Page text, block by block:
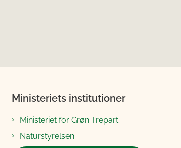
Ministeriets institutioner
Ministeriet for Grøn Trepart
Naturstyrelsen